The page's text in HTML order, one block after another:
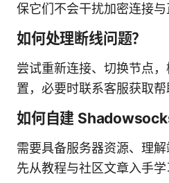
保它们不会干扰加密连接与
如何处理断线问题？
尝试重新连接、切换节点
置，必要时联系客服获取帮
如何自建
需要具备服务器资源、理
先从教程与社区文章入手学